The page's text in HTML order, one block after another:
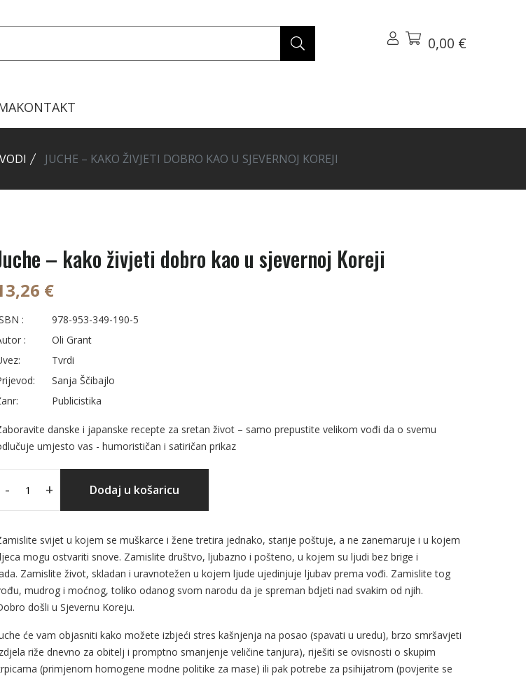
0,00 €
KONTAKT
JUCHE – KAKO ŽIVJETI DOBRO KAO U SJEVERNOJ KOREJI
– kako živjeti dobro kao u sjevernoj Koreji
€
:
978-953-349-190-5
:
Oli Grant
Tvrdi
Sanja Ščibajlo
Publicistika
danske i japanske recepte za sretan život – samo prepustite velikom vođi da o svemu
umjesto vas - humorističan i satiričan prikaz
- + Dodaj u košaricu
svijet u kojem se muškarce i žene tretira jednako, starije poštuje, a ne zanemaruje i u kojem
mogu ostvariti snove. Zamislite društvo, ljubazno i pošteno, u kojem su ljudi bez brige i
Zamislite život, skladan i uravnotežen u kojem ljude ujedinjuje ljubav prema vođi. Zamislite tog
mudrog i moćnog, toliko odanog svom narodu da je spreman bdjeti nad svakim od njih.
došli u Sjevernu Koreju.
će vam objasniti kako možete izbjeći stres kašnjenja na posao (spavati u uredu), brzo smršavjeti
riže dnevno za obitelj i promptno smanjenje veličine tanjura), riješiti se ovisnosti o skupim
(primjenom homogene modne politike za mase) ili pak potrebe za psihijatrom (povjerite se